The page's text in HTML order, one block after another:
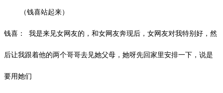
（钱喜站起来）
钱喜： 我是来见女网友的，和女网友奔现后，女网友对我特别好，然
后让我跟着他的两个哥哥去见她父母，她呀先回家里安排一下，说是
要用她们